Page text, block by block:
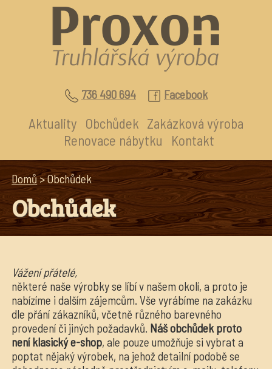
736 490 694 Facebook
Aktuality Obchůdek Zakázková výroba
Renovace nábytku
Kontakt
Domů> Obchůdek
Obchůdek
Vážení přátelé,
některé naše výrobky se líbí v našem okolí, a proto je
nabízíme i dalším zájemcům. Vše vyrábíme na zakázku
dle přání zákazníků, včetně různého barevného
provedení či jiných požadavků. Náš obchůdek proto
není klasický e-shop, ale pouze umožňuje si vybrat a
poptat nějaký výrobek, na jehož detailní podobě se